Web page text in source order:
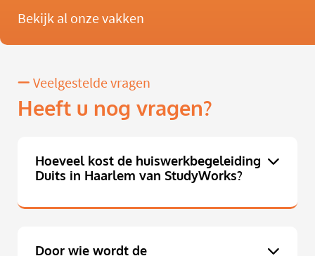
Bekijk al onze vakken
Veelgestelde vragen
Heeft u nog vragen?
Hoeveel kost de huiswerkbegeleiding
Duits in Haarlem van StudyWorks?
Door wie wordt de